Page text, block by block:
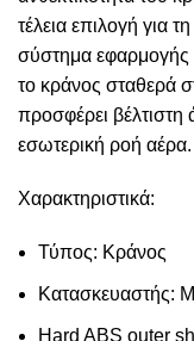
τέλεια επιλογή για
σύστημα εφαρμογής
το κράνος σταθερά
προσφέρει βέλτιστη
εσωτερική ροή αέρα.
Χαρακτηριστικά:
Τύπος: Κράνος
Κατασκευαστής:
Hard ABS outer